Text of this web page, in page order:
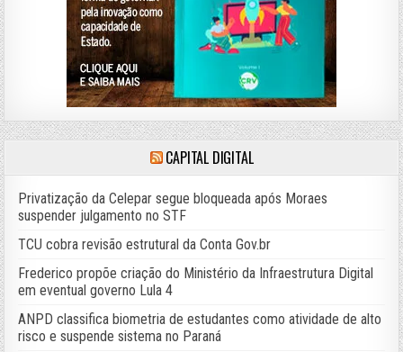
CAPITAL DIGITAL
Privatização da Celepar segue bloqueada após Moraes
suspender julgamento no STF
TCU cobra revisão estrutural da Conta Gov.br
Frederico propõe criação do Ministério da Infraestrutura Digital
em eventual governo Lula 4
ANPD classifica biometria de estudantes como atividade de alto
risco e suspende sistema no Paraná